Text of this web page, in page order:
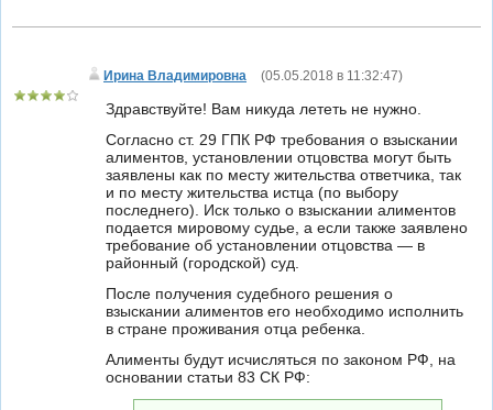
Ирина Владимировна (05.05.2018 в 11:32:47)
Здравствуйте! Вам никуда лететь не нужно.
Согласно ст. 29 ГПК РФ требования о взыскании
алиментов, установлении отцовства могут быть
заявлены как по месту жительства ответчика, так
и по месту жительства истца (по выбору
последнего). Иск только о взыскании алиментов
подается мировому судье, а если также заявлено
требование об установлении отцовства — в
районный (городской) суд.
После получения судебного решения о
взыскании алиментов его необходимо исполнить
в стране проживания отца ребенка.
Алименты будут исчисляться по законом РФ, на
основании статьи 83 СК РФ: